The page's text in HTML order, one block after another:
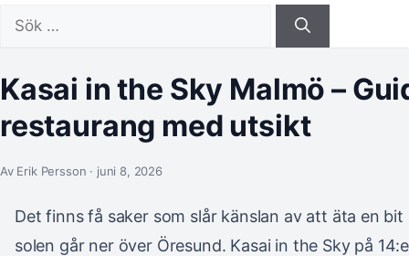
efter:
Kasai in the Sky Malmö –
restaurang med utsikt
Av Erik Persson · juni 8, 2026
Det finns få saker som slår känslan av att äta en bit
solen går ner över Öresund. Kasai in the Sky på